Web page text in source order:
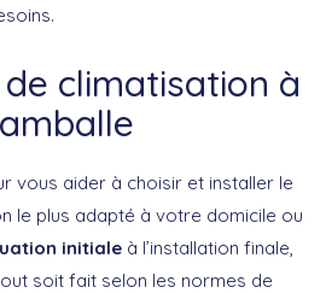
climatisation à
vous aider à choisir et installer le
le plus adapté à votre domicile ou
initiale à l’installation finale,
soit fait selon les normes de